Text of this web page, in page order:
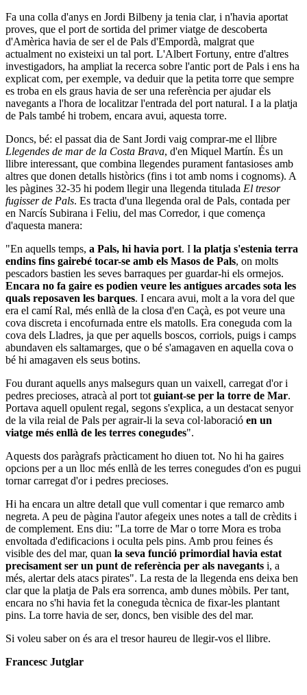
Fa una colla d'anys en Jordi Bilbeny ja tenia clar, i n'havia aportat
proves, que el port de sortida del primer viatge de descoberta
d'Amèrica havia de ser el de Pals d'Empordà, malgrat que
actualment no existeixi un tal port. L'Albert Fortuny, entre d'altres
investigadors, ha ampliat la recerca sobre l'antic port de Pals i ens ha
explicat com, per exemple, va deduir que la petita torre que sempre
es troba en els graus havia de ser una referència per ajudar els
navegants a l'hora de localitzar l'entrada del port natural. I a la platja
de Pals també hi trobem, encara avui, aquesta torre.
Doncs, bé: el passat dia de Sant Jordi vaig comprar-me el llibre
Llegendes de mar de la Costa Brava, d'en Miquel Martín. És un
llibre interessant, que combina llegendes purament fantasioses amb
altres que donen detalls històrics (fins i tot amb noms i cognoms). A
les pàgines 32-35 hi podem llegir una llegenda titulada El tresor
fugisser de Pals. Es tracta d'una llegenda oral de Pals, contada per
en Narcís Subirana i Feliu, del mas Corredor, i que comença
d'aquesta manera:
"En aquells temps, a Pals, hi havia port. I la platja s'estenia terra
endins fins gairebé tocar-se amb els Masos de Pals, on molts
pescadors bastien les seves barraques per guardar-hi els ormejos.
Encara no fa gaire es podien veure les antigues arcades sota les
quals reposaven les barques. I encara avui, molt a la vora del que
era el camí Ral, més enllà de la closa d'en Caçà, es pot veure una
cova discreta i encofurnada entre els matolls. Era coneguda com la
cova dels Lladres, ja que per aquells boscos, corriols, puigs i camps
abundaven els saltamarges, que o bé s'amagaven en aquella cova o
bé hi amagaven els seus botins.
Fou durant aquells anys malsegurs quan un vaixell, carregat d'or i
pedres precioses, atracà al port tot guiant-se per la torre de Mar.
Portava aquell opulent regal, segons s'explica, a un destacat senyor
de la vila reial de Pals per agrair-li la seva col·laboració en un
viatge més enllà de les terres conegudes".
Aquests dos paràgrafs pràcticament ho diuen tot. No hi ha gaires
opcions per a un lloc més enllà de les terres conegudes d'on es pugui
tornar carregat d'or i pedres precioses.
Hi ha encara un altre detall que vull comentar i que remarco amb
negreta. A peu de pàgina l'autor afegeix unes notes a tall de crèdits i
de complement. Ens diu: "La torre de Mar o torre Mora es troba
envoltada d'edificacions i oculta pels pins. Amb prou feines és
visible des del mar, quan la seva funció primordial havia estat
precisament ser un punt de referència per als navegants i, a
més, alertar dels atacs pirates". La resta de la llegenda ens deixa ben
clar que la platja de Pals era sorrenca, amb dunes mòbils. Per tant,
encara no s'hi havia fet la coneguda tècnica de fixar-les plantant
pins. La torre havia de ser, doncs, ben visible des del mar.
Si voleu saber on és ara el tresor haureu de llegir-vos el llibre.
Francesc Jutglar